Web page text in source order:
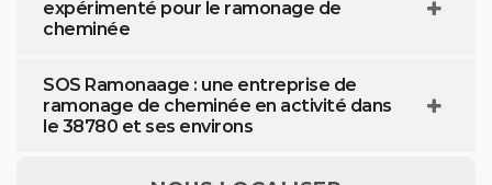
expérimenté pour le ramonage de
cheminée
SOS Ramonaage : une entreprise de
ramonage de cheminée en activité dans
le 38780 et ses environs